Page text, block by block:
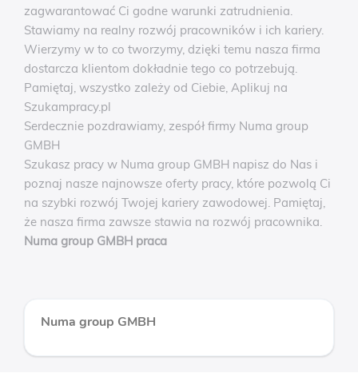
zagwarantować Ci godne warunki zatrudnienia.
Stawiamy na realny rozwój pracowników i ich kariery.
Wierzymy w to co tworzymy, dzięki temu nasza firma
dostarcza klientom dokładnie tego co potrzebują.
Pamiętaj, wszystko zależy od Ciebie, Aplikuj na
Szukampracy.pl
Serdecznie pozdrawiamy, zespół firmy Numa group
GMBH
Szukasz pracy w Numa group GMBH napisz do Nas i
poznaj nasze najnowsze oferty pracy, które pozwolą Ci
na szybki rozwój Twojej kariery zawodowej. Pamiętaj,
że nasza firma zawsze stawia na rozwój pracownika.
Numa group GMBH praca
Numa group GMBH